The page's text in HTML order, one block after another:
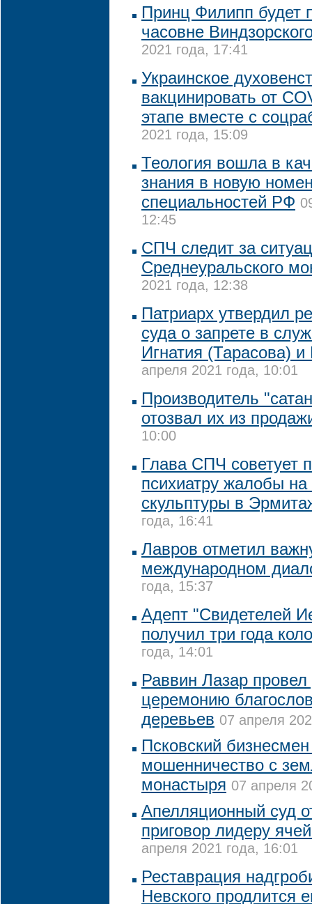
Принц Филипп будет
часовне
2021 года, 17:41
Украинское
вакцинировать от
этапе вместе с
2021 года, 15:09
Теология вошла в
знания в новую
специальностей РФ
12:45
СПЧ следит за
Среднеуральского
2021 года, 12:38
Патриарх утвердил
суда о запрете в
Игнатия (Тарасова) и
апреля 2021 года, 10:01
Производитель
отозвал их из
10:00
Глава СПЧ советует
психиатру жалобы
скульптуры в
года, 16:41
Лавров отметил
международном
года, 15:37
Адепт "Свидетелей
получил три года
года, 14:01
Раввин Лазар
церемонию
деревьев 07 апреля
Псковский
мошенничество с
монастыря 07 апреля
Апелляционный суд
приговор лидеру
апреля 2021 года, 16:01
Реставрация
Невского продлится